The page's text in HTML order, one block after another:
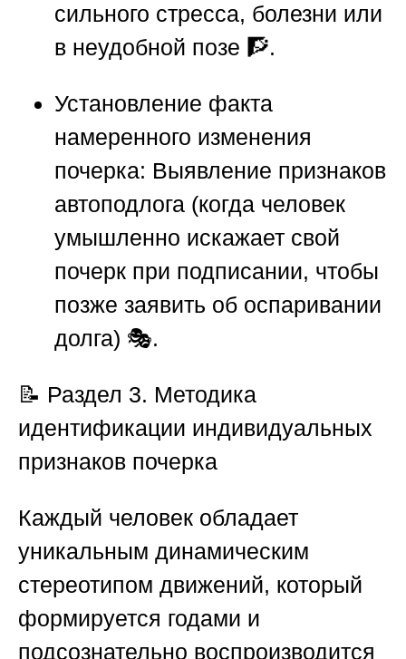
сильного стресса, болезни или
в неудобной позе 🧗.
Установление факта
намеренного изменения
почерка: Выявление признаков
автоподлога (когда человек
умышленно искажает свой
почерк при подписании, чтобы
позже заявить об оспаривании
долга) 🎭.
📝 Раздел 3. Методика
идентификации индивидуальных
признаков почерка
Каждый человек обладает
уникальным динамическим
стереотипом движений, который
формируется годами и
подсознательно воспроизводится